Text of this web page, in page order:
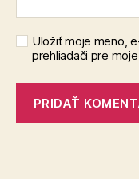
Uložiť moje meno,
prehliadači pre